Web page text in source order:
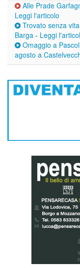
Alle Prade
Leggi l'articolo
Trovato senza
Barga - Leggi
Omaggio a
agosto a